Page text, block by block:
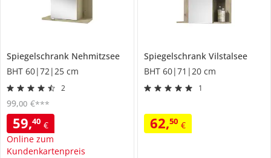
Spiegelschrank Nehmitzsee
BHT 60|72|25 cm
2
59,40 €
Online zum
Kundenkartenpreis
99,00 €***
Spiegelschrank Vilstalsee
BHT 60|71|20 cm
1
62,50 €